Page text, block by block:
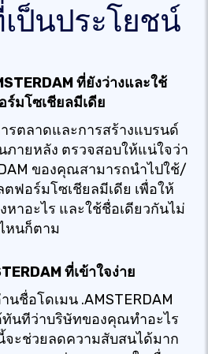
ป็นประโยชน์
ที่ยังว่างและใช้
มโซเชียลมีเดีย
รตลาดและการสร้างแบรนด์
ายหลัง ตรวจสอบให้แน่ใจว่า
ของคุณสามารถนำไปใช้/
ฟอร์มโซเชียลมีเดีย เพื่อให้
หาอะไร และใช้ชื่อเดียวกันไม่
หนก็ตาม
ที่เข้าใจง่าย
ชื่อโดเมน .AMSTERDAM
นทีว่าบริษัทของคุณทำอะไร
ะช่วยลดความสับสนได้มาก